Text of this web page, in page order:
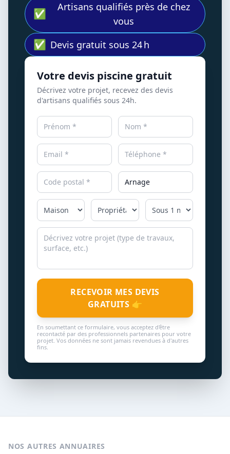
✅
Artisans qualifiés près de chez
vous
✅ Devis gratuit sous 24 h
Votre devis piscine gratuit
Décrivez votre projet, recevez des devis
d'artisans qualifiés sous 24h.
RECEVOIR MES DEVIS
GRATUITS 👉
En soumettant ce formulaire, vous acceptez d'être
recontacté par des professionnels partenaires pour votre
projet. Vos données ne sont jamais revendues à d'autres
fins.
NOS AUTRES ANNUAIRES